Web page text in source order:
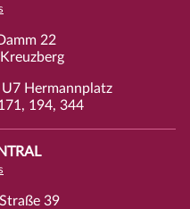
22
U7 Hermannplatz
194, 344
39